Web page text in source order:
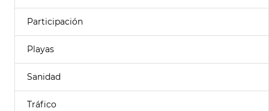
Participación
Playas
Sanidad
Tráfico